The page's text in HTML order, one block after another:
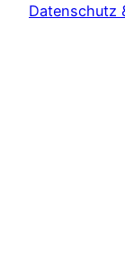
Datenschutz